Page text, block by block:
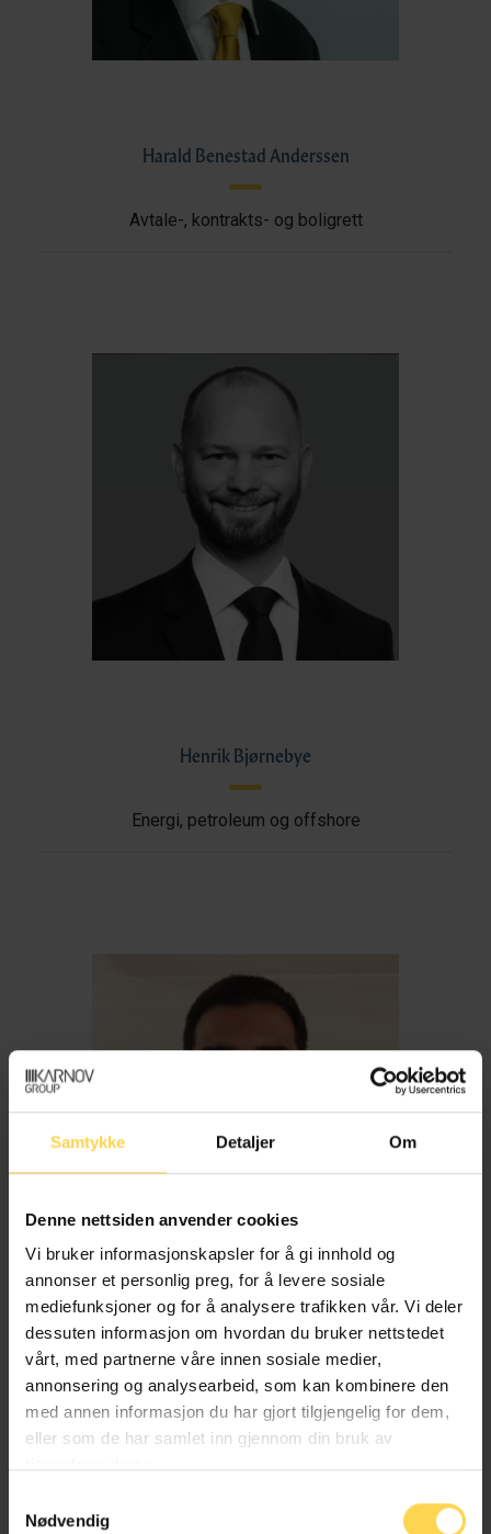
Samtykke Detaljer Om
Denne nettsiden anvender cookies
Vi bruker informasjonskapsler for å gi innhold og
annonser et personlig preg, for å levere sosiale
mediefunksjoner og for å analysere trafikken vår. Vi deler
dessuten informasjon om hvordan du bruker nettstedet
vårt, med partnerne våre innen sosiale medier,
annonsering og analysearbeid, som kan kombinere den
med annen informasjon du har gjort tilgjengelig for dem,
eller som de har samlet inn gjennom din bruk av
Nødvendig
Harald Benestad Anderssen
Avtale-, kontrakts- og boligrett
Henrik Bjørnebye
Energi, petroleum og offshore
Imran Haider
Trygderett og pensjonsrett